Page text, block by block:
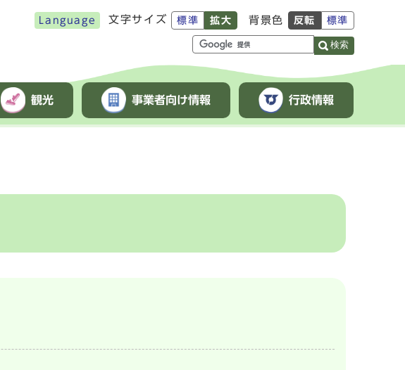
Language 文字サイズ 標準 拡大 背景色 反転 標準
検索
観光 事業者向け情報 行政情報